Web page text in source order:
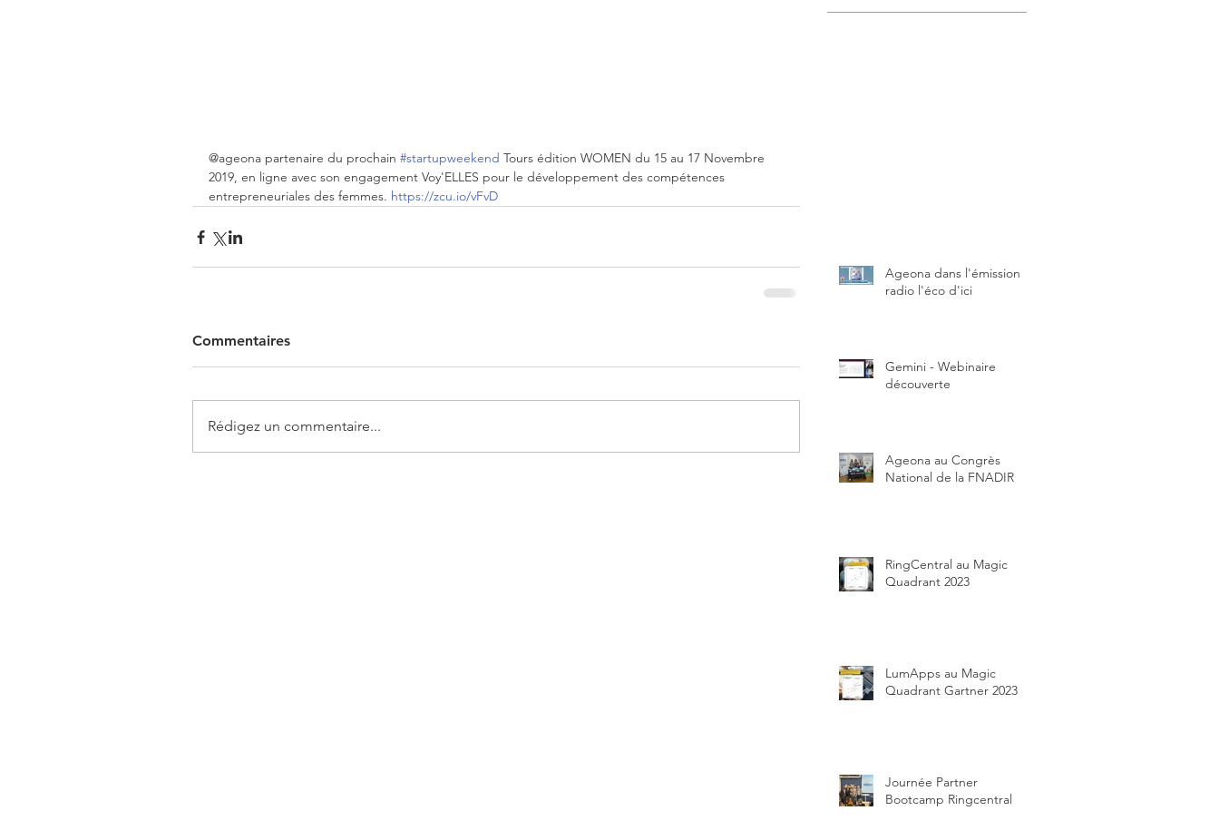
@ageona partenaire du prochain #startupweekend Tours édition WOMEN du 15 au 17 Novembre
2019, en ligne avec son engagement Voy'ELLES pour le développement des compétences
entrepreneuriales des femmes. https://zcu.io/vFvD
Commentaires
Rédigez un commentaire...
Ageona dans l'émission
radio l'éco d'ici
Gemini - Webinaire
découverte
Ageona au Congrès
National de la FNADIR
RingCentral au Magic
Quadrant 2023
LumApps au Magic
Quadrant Gartner 2023
Journée Partner
Bootcamp Ringcentral